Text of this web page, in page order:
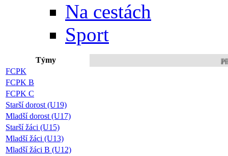
Na cestách
Sport
Týmy
FCPK
FCPK B
FCPK C
Starší dorost (U19)
Mladší dorost (U17)
Starší žáci (U15)
Mladší žáci (U13)
Mladší žáci B (U12)
Připojte